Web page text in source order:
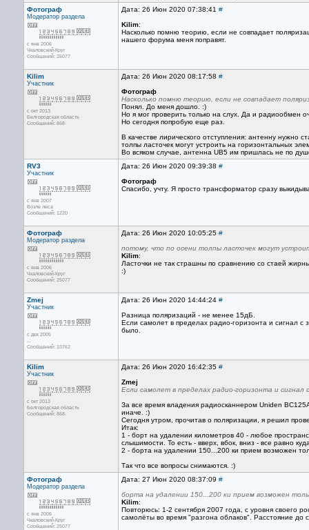
Фотограф
Модератор раздела
с янв 2006
Чкаловский-Круг
Сообщений: 25077
Дата: 26 Июн 2020 07:38:41 #
Kilim:
Насколько помню теорию, если не совпадает
нашего форума меня поправят.
Kilim
Участник
с окт 2013
Белгородская область
Сообщений: 868
Дата: 26 Июн 2020 08:17:58 #
Фотограф
Насколько помню теорию, если не совпадает
Понял. До меня дошло. :)
Но я мог проверить только на слух. Да и радиообмен
Но сегодня попробую еще раз.
В качестве лирического отступления: антенну нужно
толпы ласточек могут устроить на горизонтальных
Во всяком случае, антенна UB5 им пришлась не по
RV3
Участник
с янв 2007
Возле леса
Сообщений: 1220
Дата: 26 Июн 2020 09:39:38 #
Фотограф
Спасибо, учту. Я просто трансформатор сразу
Фотограф
Модератор раздела
с янв 2006
Чкаловский-Круг
Сообщений: 25077
Дата: 26 Июн 2020 10:05:25 #
потому, что по осени толпы ласточек могут
Kilim:
Ласточки не так страшны по сравнению со стаей
:)
Zmej
Участник
с дек 2005
...
Сообщений: 10762
Дата: 26 Июн 2020 14:44:24 #
Разница поляризаций - не менее 15дБ.
Если самолет в пределах радио-горизонта и сигнал
было.
Kilim
Участник
с окт 2013
Белгородская область
Сообщений: 868
Дата: 26 Июн 2020 16:42:35 #
Zmej
Если самолет в пределах радио-горизонта и сигнал
За все время владения радиосканнером Uniden
иначе. :)
Сегодня утром, прочитав о поляризации, я решил
Итак:
1 - борт на удалении километров 40 - любое
слышимости. То есть - вверх, вбок, вниз - все равно
2 - борта на удалении 150...200 ки прием возможен
Так что все вопросы снимаются. :)
Фотограф
Модератор раздела
с янв 2006
Чкаловский-Круг
Сообщений: 25077
Дата: 27 Июн 2020 08:37:09 #
борта на удалении 150...200 ки прием возможен
Kilim:
Повторюсь: 1-2 сентября 2007 года, с уровня своего
самолёты во время "разгона облаков". Расстояние